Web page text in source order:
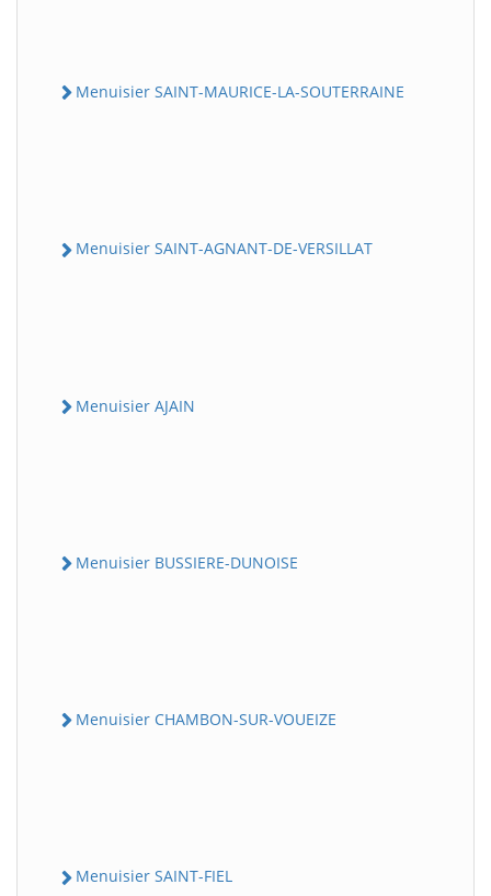
Menuisier SAINT-MAURICE-LA-SOUTERRAINE
Menuisier SAINT-AGNANT-DE-VERSILLAT
Menuisier AJAIN
Menuisier BUSSIERE-DUNOISE
Menuisier CHAMBON-SUR-VOUEIZE
Menuisier SAINT-FIEL